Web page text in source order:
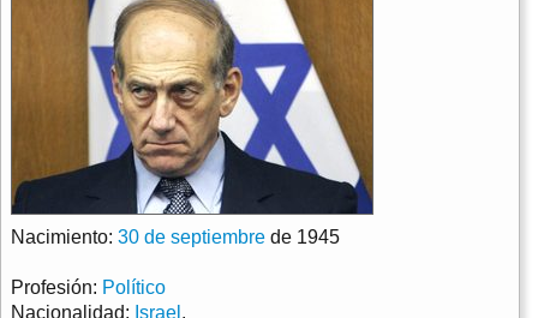
Nacimiento: 30 de septiembre de 1945
Profesión: Político
Nacionalidad: Israel .